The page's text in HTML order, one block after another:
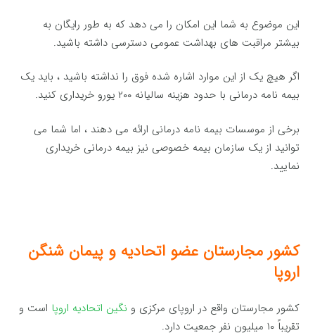
این موضوع به شما این امکان را می دهد که به طور رایگان به
بیشتر مراقبت های بهداشت عمومی دسترسی داشته باشید.
اگر هیچ یک از این موارد اشاره شده فوق را نداشته باشید ، باید یک
بیمه نامه درمانی با حدود هزینه سالیانه ۲۰۰ یورو خریداری کنید.
برخی از موسسات بیمه نامه درمانی ارائه می دهند ، اما شما می
توانید از یک سازمان بیمه خصوصی نیز بیمه درمانی خریداری
نمایید.
کشور مجارستان عضو اتحادیه و پیمان شنگن
اروپا
کشور مجارستان واقع در اروپای مرکزی و نگین اتحادیه اروپا است و
تقریباً ۱۰ میلیون نفر جمعیت دارد.